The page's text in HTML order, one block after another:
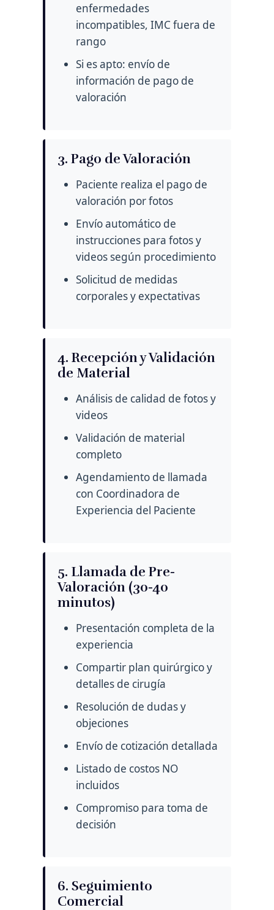
enfermedades
incompatibles, IMC fuera de
rango
Si es apto: envío de
información de pago de
valoración
3. Pago de Valoración
Paciente realiza el pago de
valoración por fotos
Envío automático de
instrucciones para fotos y
videos según procedimiento
Solicitud de medidas
corporales y expectativas
4. Recepción y Validación
de Material
Análisis de calidad de fotos y
videos
Validación de material
completo
Agendamiento de llamada
con Coordinadora de
Experiencia del Paciente
5. Llamada de Pre-
Valoración (30-40
minutos)
Presentación completa de la
experiencia
Compartir plan quirúrgico y
detalles de cirugía
Resolución de dudas y
objeciones
Envío de cotización detallada
Listado de costos NO
incluidos
Compromiso para toma de
decisión
6. Seguimiento
Comercial